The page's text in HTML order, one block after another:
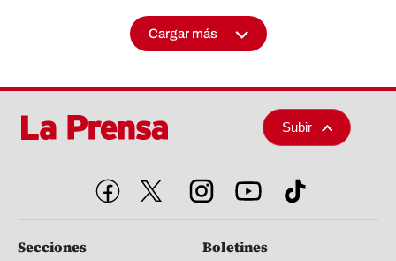
Cargar más
Subir
Secciones Boletines